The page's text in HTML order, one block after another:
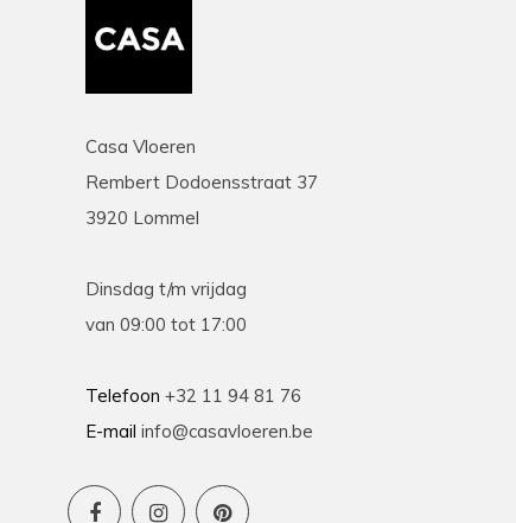
Casa Vloeren
Rembert Dodoensstraat 37
3920 Lommel
Dinsdag t/m vrijdag
van 09:00 tot 17:00
Telefoon +32 11 94 81 76
E-mail info@casavloeren.be